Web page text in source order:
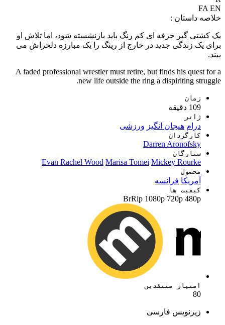
FA EN
خلاصه داستان :
یک کشتی گیر حرفه ای کم رنگ باید بازنشسته شود، اما تلاش او
برای یک زندگی جدید در خارج از رینگ را یک مبارزه دلخراش می
بیند.
A faded professional wrestler must retire, but finds his quest for a
new life outside the ring a dispiriting struggle.
زمان
109 دقیقه
ژانر
درام هیجان انگیز ورزشی
کارگردان
Darren Aronofsky
ستارگان
Evan Rachel Wood Marisa Tomei Mickey Rourke
محصول
آمریکا فرانسه
کیفیت ها
BrRip 1080p 720p 480p
امتیاز منتقدین
80
زیرنویس فارسی